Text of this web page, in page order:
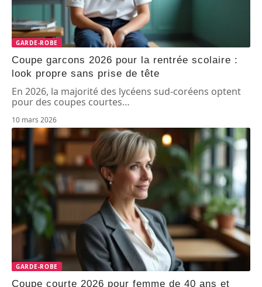
GARDE-ROBE
Coupe garcons 2026 pour la rentrée scolaire :
look propre sans prise de tête
En 2026, la majorité des lycéens sud-coréens optent
pour des coupes courtes…
10 mars 2026
GARDE-ROBE
Coupe courte 2026 pour femme de 40 ans et